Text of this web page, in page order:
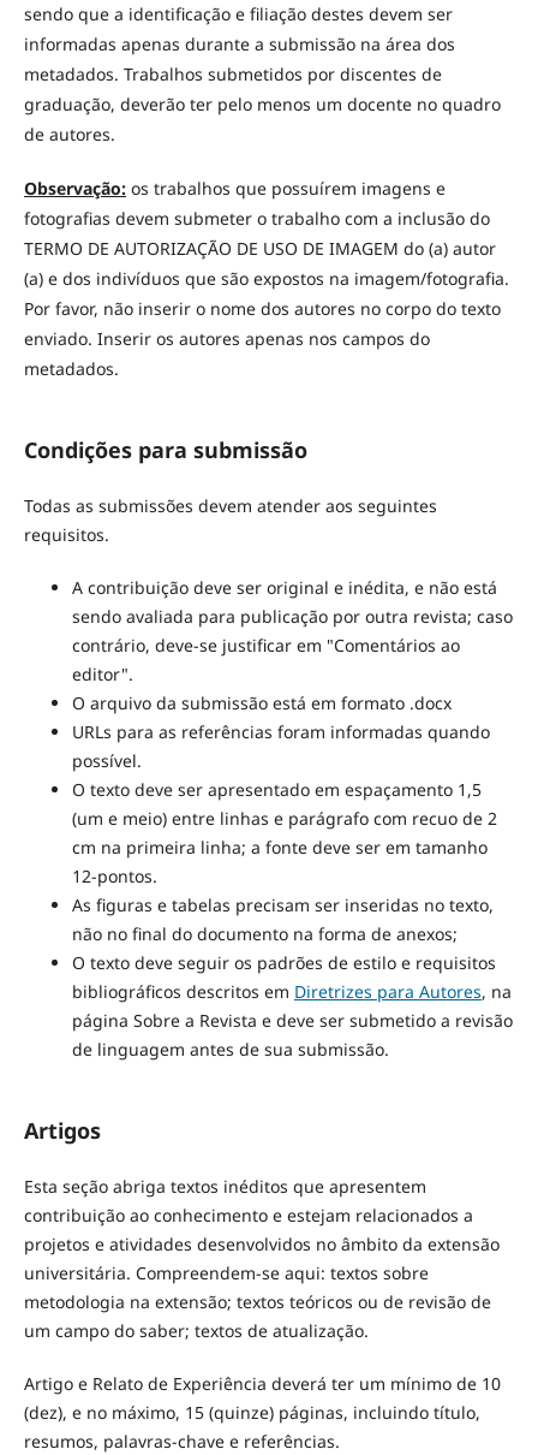
sendo que a identificação e filiação destes devem ser
informadas apenas durante a submissão na área dos
metadados. Trabalhos submetidos por discentes de
graduação, deverão ter pelo menos um docente no quadro
de autores.
Observação:os trabalhos que possuírem imagens e
fotografias devem submeter o trabalho com a inclusão do
TERMO DE AUTORIZAÇÃO DE USO DE IMAGEM do (a) autor
(a) e dos indivíduos que são expostos na imagem/fotografia.
Por favor, não inserir o nome dos autores no corpo do texto
enviado. Inserir os autores apenas nos campos do
metadados.
Condições para submissão
Todas as submissões devem atender aos seguintes
requisitos.
A contribuição deve ser original e inédita, e não está
sendo avaliada para publicação por outra revista; caso
contrário, deve-se justificar em "Comentários ao
editor".
O arquivo da submissão está em formato .docx
URLs para as referências foram informadas quando
possível.
O texto deve ser apresentado em espaçamento 1,5
(um e meio) entre linhas e parágrafo com recuo de 2
cm na primeira linha; a fonte deve ser em tamanho
12-pontos.
As figuras e tabelas precisam ser inseridas no texto,
não no final do documento na forma de anexos;
O texto deve seguir os padrões de estilo e requisitos
bibliográficos descritos em Diretrizes para Autores, na
página Sobre a Revista e deve ser submetido a revisão
de linguagem antes de sua submissão.
Artigos
Esta seção abriga textos inéditos que apresentem
contribuição ao conhecimento e estejam relacionados a
projetos e atividades desenvolvidos no âmbito da extensão
universitária. Compreendem-se aqui: textos sobre
metodologia na extensão; textos teóricos ou de revisão de
um campo do saber; textos de atualização.
Artigo e Relato de Experiência deverá ter um mínimo de 10
(dez), e no máximo, 15 (quinze) páginas, incluindo título,
resumos, palavras-chave e referências.